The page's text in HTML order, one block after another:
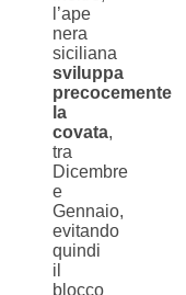
l’ape
nera
siciliana
sviluppa
precocemente
la
covata,
tra
Dicembre
e
Gennaio,
evitando
quindi
il
blocco